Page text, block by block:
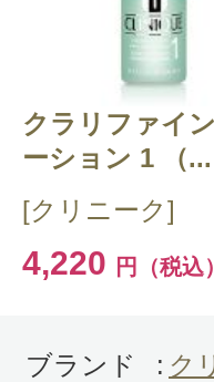
CT 会員
らクチコ
クラリファイ
ーション 1 （...
[クリニーク]
4,220 円（税込）
ブランド : ク